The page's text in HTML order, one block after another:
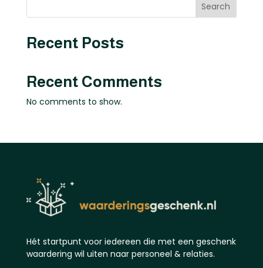
Search
Recent Posts
Recent Comments
No comments to show.
Hét startpunt voor iedereen die met een geschenk
waardering wil uiten naar personeel & relaties.